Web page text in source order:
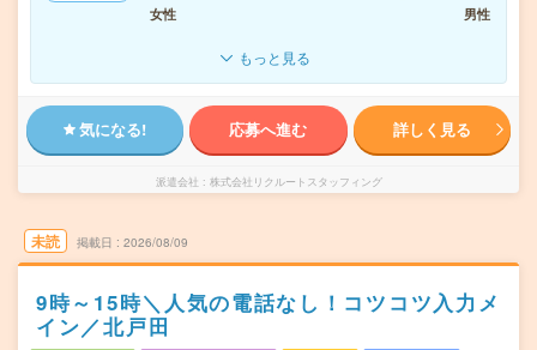
女性
男性
もっと見る
気になる! 応募へ進む 詳しく見る
派遣会社 株式会社リクルートスタッフィング
未読 掲載日 2026/08/09
9時～15時＼人気の電話なし！コツコツ入力メ
イン／北戸田